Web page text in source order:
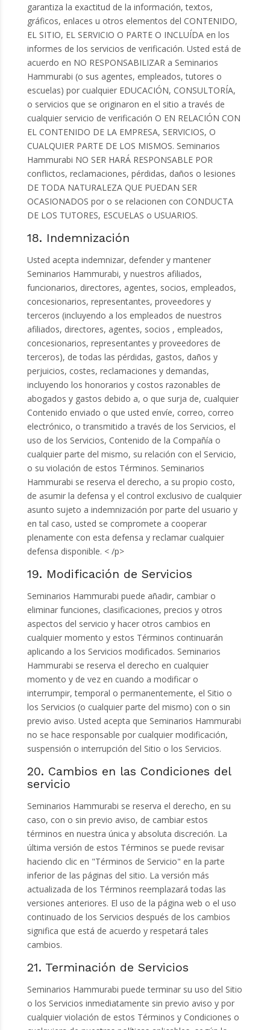
garantiza la exactitud de la información, textos,
gráficos, enlaces u otros elementos del CONTENIDO,
EL SITIO, EL SERVICIO O PARTE O INCLUÍDA en los
informes de los servicios de verificación. Usted está de
acuerdo en NO RESPONSABILIZAR a Seminarios
Hammurabi (o sus agentes, empleados, tutores o
escuelas) por cualquier EDUCACIÓN, CONSULTORÍA,
o servicios que se originaron en el sitio a través de
cualquier servicio de verificación O EN RELACIÓN CON
EL CONTENIDO DE LA EMPRESA, SERVICIOS, O
CUALQUIER PARTE DE LOS MISMOS. Seminarios
Hammurabi NO SER HARÁ RESPONSABLE POR
conflictos, reclamaciones, pérdidas, daños o lesiones
DE TODA NATURALEZA QUE PUEDAN SER
OCASIONADOS por o se relacionen con CONDUCTA
DE LOS TUTORES, ESCUELAS o USUARIOS.
18. Indemnización
Usted acepta indemnizar, defender y mantener
Seminarios Hammurabi, y nuestros afiliados,
funcionarios, directores, agentes, socios, empleados,
concesionarios, representantes, proveedores y
terceros (incluyendo a los empleados de nuestros
afiliados, directores, agentes, socios , empleados,
concesionarios, representantes y proveedores de
terceros), de todas las pérdidas, gastos, daños y
perjuicios, costes, reclamaciones y demandas,
incluyendo los honorarios y costos razonables de
abogados y gastos debido a, o que surja de, cualquier
Contenido enviado o que usted envíe, correo, correo
electrónico, o transmitido a través de los Servicios, el
uso de los Servicios, Contenido de la Compañía o
cualquier parte del mismo, su relación con el Servicio,
o su violación de estos Términos. Seminarios
Hammurabi se reserva el derecho, a su propio costo,
de asumir la defensa y el control exclusivo de cualquier
asunto sujeto a indemnización por parte del usuario y
en tal caso, usted se compromete a cooperar
plenamente con esta defensa y reclamar cualquier
defensa disponible. < /p>
19. Modificación de Servicios
Seminarios Hammurabi puede añadir, cambiar o
eliminar funciones, clasificaciones, precios y otros
aspectos del servicio y hacer otros cambios en
cualquier momento y estos Términos continuarán
aplicando a los Servicios modificados. Seminarios
Hammurabi se reserva el derecho en cualquier
momento y de vez en cuando a modificar o
interrumpir, temporal o permanentemente, el Sitio o
los Servicios (o cualquier parte del mismo) con o sin
previo aviso. Usted acepta que Seminarios Hammurabi
no se hace responsable por cualquier modificación,
suspensión o interrupción del Sitio o los Servicios.
20. Cambios en las Condiciones del
servicio
Seminarios Hammurabi se reserva el derecho, en su
caso, con o sin previo aviso, de cambiar estos
términos en nuestra única y absoluta discreción. La
última versión de estos Términos se puede revisar
haciendo clic en "Términos de Servicio" en la parte
inferior de las páginas del sitio. La versión más
actualizada de los Términos reemplazará todas las
versiones anteriores. El uso de la página web o el uso
continuado de los Servicios después de los cambios
significa que está de acuerdo y respetará tales
cambios.
21. Terminación de Servicios
Seminarios Hammurabi puede terminar su uso del Sitio
o los Servicios inmediatamente sin previo aviso y por
cualquier violación de estos Términos y Condiciones o